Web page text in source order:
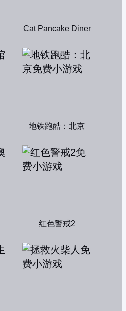
Cat Pancake Diner
地铁跑酷：北京
红色警戒2